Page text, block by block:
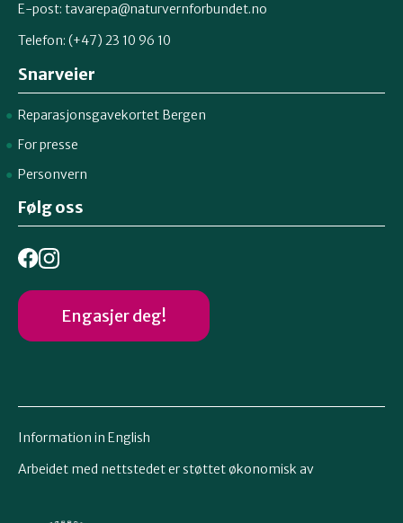
E-post: tavarepa@naturvernforbundet.no
Telefon: (+47) 23 10 96 10
Snarveier
Reparasjonsgavekortet Bergen
For presse
Personvern
Følg oss
Engasjer deg!
Information in English
Arbeidet med nettstedet er støttet økonomisk av